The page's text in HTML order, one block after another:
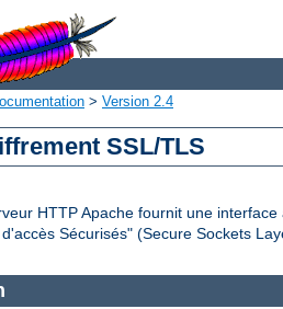
> Version 2.4
SSL/TLS
HTTP Apache fournit une
Sécurisés" (Secure Sockets